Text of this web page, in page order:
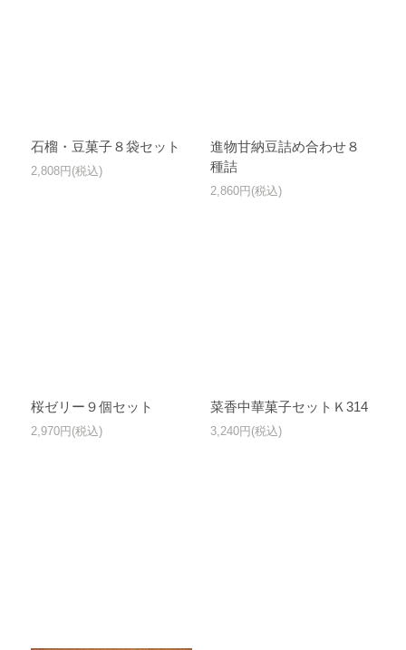
石榴・豆菓子８袋セット
2,808円(税込)
進物甘納豆詰め合わせ８
種詰
2,860円(税込)
桜ゼリー９個セット
2,970円(税込)
菜香中華菓子セットＫ314
3,240円(税込)